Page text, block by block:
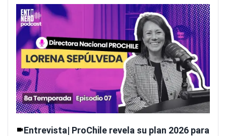
Entrevista| ProChile revela su plan 2026 para